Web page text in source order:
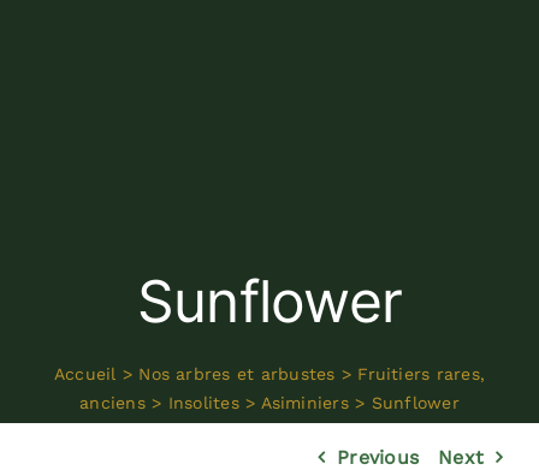
Sunflower
Accueil > Nos arbres et arbustes > Fruitiers rares,
anciens> Insolites> Asiminiers> Sunflower
Previous Next